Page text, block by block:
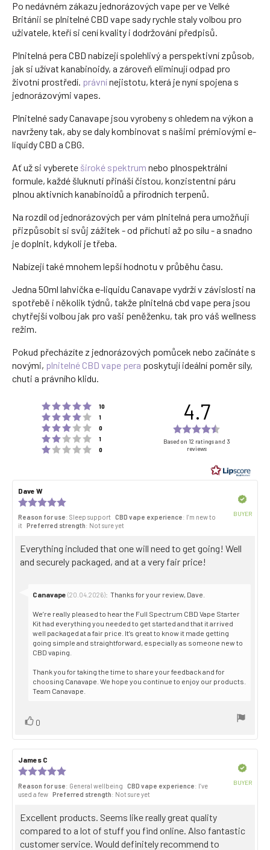
Po nedávném zákazu jednorázových vape per ve Velké
Británii se plnitelné CBD vape sady rychle staly volbou pro
uživatele, kteří si cení kvality i dodržování předpisů.
Plnitelná pera CBD nabízejí spolehlivý a perspektivní způsob,
jak si užívat kanabinoidy, a zároveň eliminují odpad pro
životní prostředí. právnínejistotu, která je nyní spojena s
jednorázovými vapes.
Plnitelné sady Canavape jsou vyrobeny s ohledem na výkon a
navrženy tak, aby se daly kombinovat s našimi prémiovými e-
liquidy CBD a CBG.
Ať už si vyberete široké spektrum nebo plnospektrální
formule, každé šluknutí přináší čistou, konzistentní páru
plnou aktivních kanabinoidů a přírodních terpenů.
Na rozdíl od jednorázových per vám plnitelná pera umožňují
přizpůsobit si svůj zážitek - od příchuti až po sílu - a snadno
je doplnit, kdykoli je třeba.
Nabízejí také mnohem lepší hodnotu v průběhu času.
Jedna 50ml lahvička e-liquidu Canavape vydrží v závislosti na
spotřebě i několik týdnů, takže plnitelná cbd vape pera jsou
chytřejší volbou jak pro vaši peněženku, tak pro váš wellness
režim.
Pokud přecházíte z jednorázových pomůcek nebo začínáte s
novými, plnitelné CBD vape pera poskytují ideální poměr síly,
chuti a právního klidu.
Rating 5 out of 5 stars
10
Rating 4 out of 5 stars
1
Rating 3 out of 5 stars
0
Rating 2 out of 5 stars
1
Rating 1 out of 5 stars
0
4.7
4.7
of
5
stars
Based on 12 ratings and 3
reviews
Review
author:
Dave W
date:
5.0
out
5
stars
Reason for use: Sleep support CBD vape experience: I’m new to
it
Preferred strength: Not sure yet
BUYER
Review
text:
Everything included that one will need to get going! Well
and securely packaged, and at a very fair price!
Reply
Canavape (20.04.2026): Thanks for your review, Dave.
We’re really pleased to hear the Full Spectrum CBD Vape Starter
Kit had everything you needed to get started and that it arrived
well packaged at a fair price. It’s great to know it made getting
going simple and straightforward, especially as someone new to
CBD vaping.
Thank you for taking the time to share your feedback and for
choosing Canavape. We hope you continue to enjoy our products.
Team Canavape.
Vote
0
Review
author:
James C
date:
5.0
out
5
stars
Reason for use: General wellbeing CBD vape experience: I’ve
used a few Preferred strength: Not sure yet
BUYER
Review
text:
Excellent products. Seems like really great quality
compared to a lot of stuff you find online. Also fantastic
customer service. Would definitely recommend to